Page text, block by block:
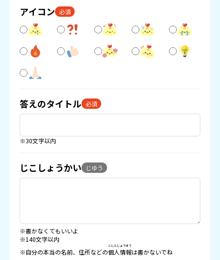
アイコン 必須
答えのタイトル 必須
※30文字以内
じこしょうかい じゆう
※書かなくてもいいよ
※140文字以内
※自分の本当の名前、住所などの個人情報
こじんじょうほう
は書かないでね